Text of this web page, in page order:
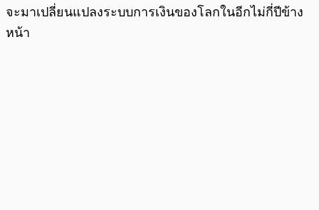
จะมาเปลี่ยนแปลงระบบการเงินของโลกในอีกไม่กี่ปีข้าง
หน้า